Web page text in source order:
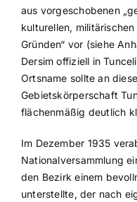
aus vorgeschobenen
kulturellen,
Gründen“ vor (siehe
Dersim offiziell in
Ortsname sollte an
Gebietskörperschaft
flächenmäßig deutlich
Im Dezember 1935
Nationalversammlung
den Bezirk einem
unterstellte, der nach